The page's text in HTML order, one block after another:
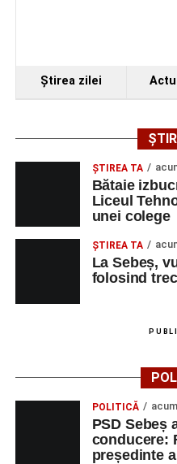
Ştirea zilei
ŞTIREA TA
Bătaie
Liceul
unei colege
ŞTIREA TA
La Sebeș,
folosind
POLITICĂ
PSD Sebeș
conducere:
președinte